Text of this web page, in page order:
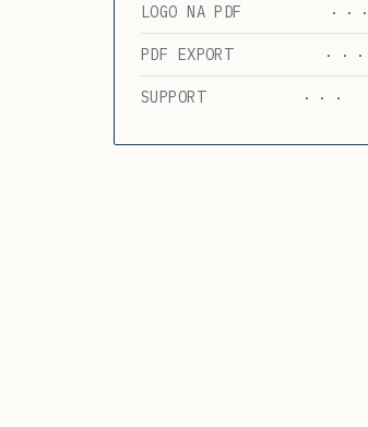
LOGO NA PDF · · ·
PDF EXPORT · · ·
SUPPORT · · ·